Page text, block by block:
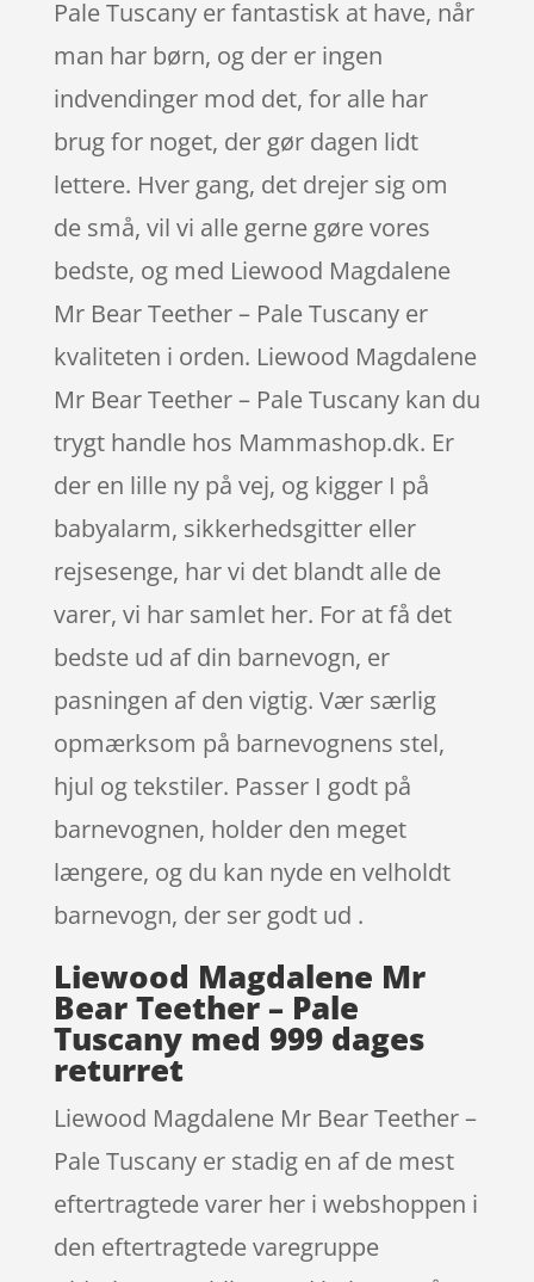
Pale Tuscany er fantastisk at have, når
man har børn, og der er ingen
indvendinger mod det, for alle har
brug for noget, der gør dagen lidt
lettere. Hver gang, det drejer sig om
de små, vil vi alle gerne gøre vores
bedste, og med Liewood Magdalene
Mr Bear Teether – Pale Tuscany er
kvaliteten i orden. Liewood Magdalene
Mr Bear Teether – Pale Tuscany kan du
trygt handle hos Mammashop.dk. Er
der en lille ny på vej, og kigger I på
babyalarm, sikkerhedsgitter eller
rejsesenge, har vi det blandt alle de
varer, vi har samlet her. For at få det
bedste ud af din barnevogn, er
pasningen af den vigtig. Vær særlig
opmærksom på barnevognens stel,
hjul og tekstiler. Passer I godt på
barnevognen, holder den meget
længere, og du kan nyde en velholdt
barnevogn, der ser godt ud .
Liewood Magdalene Mr
Bear Teether – Pale
Tuscany med 999 dages
returret
Liewood Magdalene Mr Bear Teether –
Pale Tuscany er stadig en af de mest
eftertragtede varer her i webshoppen i
den eftertragtede varegruppe